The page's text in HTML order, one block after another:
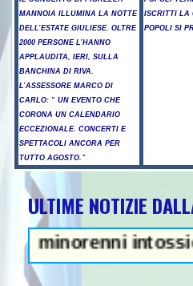
MANNOIA ILLUMINA LA NOTTE
DELL’ESTATE GIULIESE. OLTRE
2000 PERSONE L’HANNO
APPLAUDITA, IERI, SULLA
BANCHINA DI RIVA.
L’ASSESSORE MARCO DI
CARLO: “ UN EVENTO CHE
CORONA UN CALENDARIO
ECCEZIONALE. CONCERTI E
SPETTACOLI ANCORA PER
TUTTO AGOSTO.”
ISCRITTI LA
POPOLI SI
ULTIME NOTIZIE
intossicati a